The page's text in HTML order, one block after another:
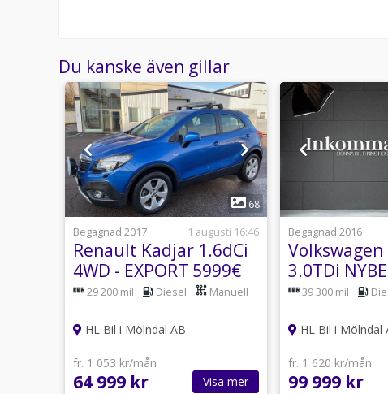
Du kanske även gillar
1
68
Begagnad 2017
1 augusti 16:46
Renault Kadjar 1.6dCi
4WD - EXPORT 5999€
29 200 mil Diesel Manuell
HL Bil i Mölndal AB
fr. 1 053 kr/mån
64 999 kr Visa mer
Begagnad 2016
3.0TDi
EDITION /
39 300 mil
HL Bil i Mölndal
fr. 1 620 kr/mån
99 999 kr